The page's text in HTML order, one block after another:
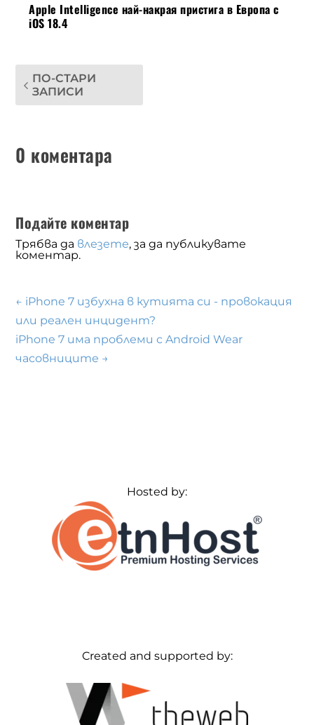
Apple Intelligence най-накрая пристига в Европа с
iOS 18.4
ПО-СТАРИ
ЗАПИСИ
0 коментара
Подайте коментар
Трябва да влезете, за да публикувате
коментар.
← iPhone 7 избухна в кутията си - провокация
или реален инцидент?
iPhone 7 има проблеми с Android Wear
часовниците →
Hosted by:
Created and supported by: